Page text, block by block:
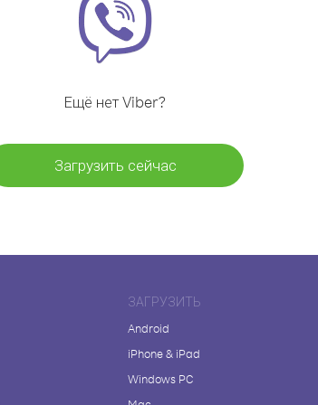
Ещё нет Viber?
Загрузить сейчас
ЗАГРУЗИТЬ
Android
iPhone & iPad
Windows PC